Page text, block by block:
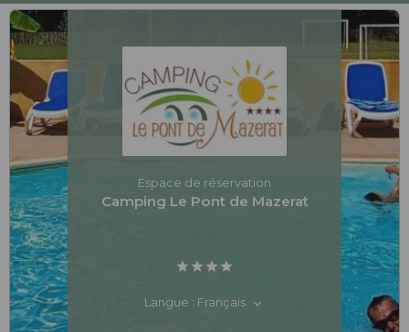
Espace de réservation
Camping Le Pont de Mazerat
Langue : Français